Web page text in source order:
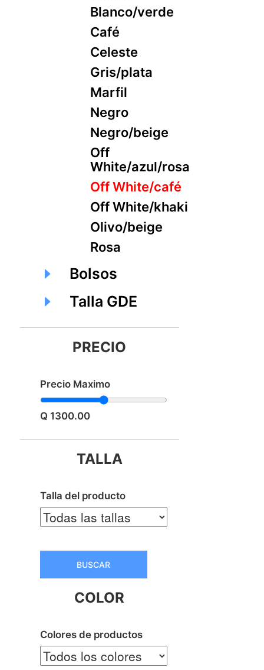
Blanco/verde
Café
Celeste
Gris/plata
Marfil
Negro
Negro/beige
Off
White/azul/rosa
Off White/café
Off White/khaki
Olivo/beige
Rosa
Bolsos
Talla GDE
PRECIO
Precio Maximo
Q 1300.00
TALLA
Talla del producto
BUSCAR
COLOR
Colores de productos